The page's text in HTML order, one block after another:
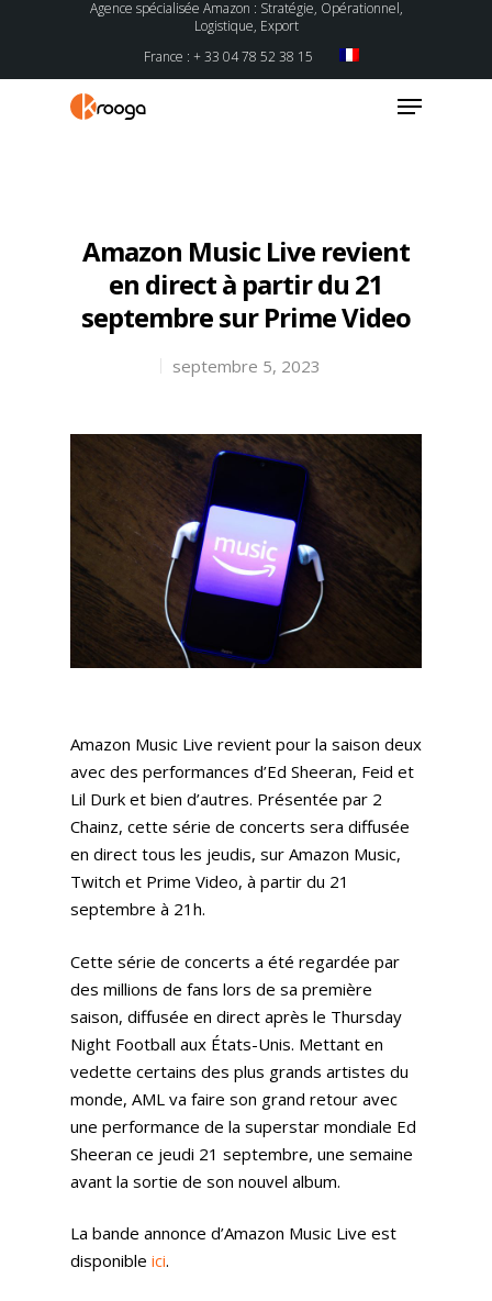
Agence spécialisée Amazon : Stratégie, Opérationnel,
Logistique, Export
France : + 33 04 78 52 38 15
Amazon Music Live revient
en direct à partir du 21
septembre sur Prime Video
septembre 5, 2023
Amazon Music Live revient pour la saison deux
avec des performances d’Ed Sheeran, Feid et
Lil Durk et bien d’autres. Présentée par 2
Chainz, cette série de concerts sera diffusée
en direct tous les jeudis, sur Amazon Music,
Twitch et Prime Video, à partir du 21
septembre à 21h.
Cette série de concerts a été regardée par
des millions de fans lors de sa première
saison, diffusée en direct après le Thursday
Night Football aux États-Unis. Mettant en
vedette certains des plus grands artistes du
monde, AML va faire son grand retour avec
une performance de la superstar mondiale Ed
Sheeran ce jeudi 21 septembre, une semaine
avant la sortie de son nouvel album.
La bande annonce d’Amazon Music Live est
disponible ici.